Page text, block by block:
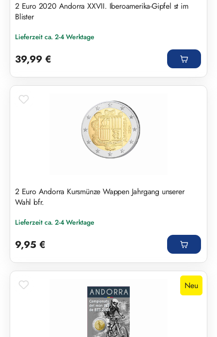
2 Euro 2020 Andorra XXVII. Iberoamerika-Gipfel st im
Blister
Lieferzeit ca. 2-4 Werktage
39,99 €
2 Euro Andorra Kursmünze Wappen Jahrgang unserer
Wahl bfr.
Lieferzeit ca. 2-4 Werktage
9,95 €
Neu